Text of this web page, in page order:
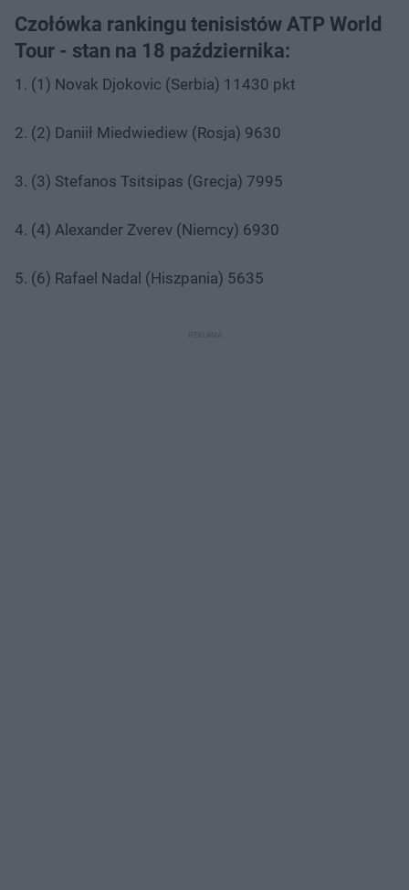
Czołówka rankingu tenisistów ATP World
Tour - stan na 18 października:
1. (1) Novak Djokovic (Serbia) 11430 pkt
2. (2) Daniił Miedwiediew (Rosja) 9630
3. (3) Stefanos Tsitsipas (Grecja) 7995
4. (4) Alexander Zverev (Niemcy) 6930
5. (6) Rafael Nadal (Hiszpania) 5635